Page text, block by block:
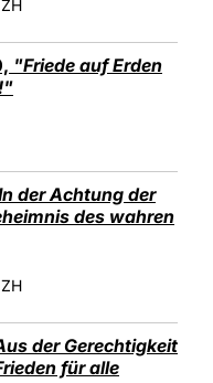
ZH
"Friede auf Erden
der Achtung der
des wahren
ZH
der Gerechtigkeit
für alle